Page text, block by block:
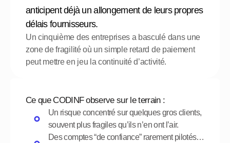
anticipent déjà un allongement de leurs propres
délais fournisseurs.
Un cinquième des entreprises a basculé dans une
zone de fragilité où un simple retard de paiement
peut mettre en jeu la continuité d’activité.
Ce que CODINF observe sur le terrain :
Des comptes “de confiance” rarement pilotés…
Un risque concentré sur quelques gros clients,
souvent plus fragiles qu’ils n’en ont l’air.